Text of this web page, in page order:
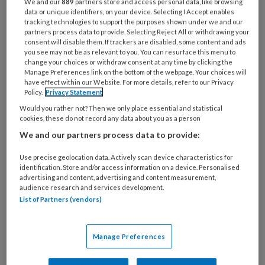
De algemeen verpleegkundige anamnese en
het onderzoek maken een ontwikkeling door.
In het recent uitgevoerde deelproject
TRAZAG: TRAnsmuraal Zorg Assessment
Geriatrie werd onderzoek gedaan naar dit
proces.
De resultaten van dit project worden hierna
beschreven Het te ontwikkelen
assessmentinstrument wordt verder in dit
TRAnsmuraal Zorg
Assessment Geriatrie
Het theoretisch kader voor de transmurale
samenwerking in de complexe zorg voor
data or unique identifiers, on your device. Selecting I Accept enables
tracking technologies to support the purposes shown under we and our
partners process data to provide. Selecting Reject All or withdrawing your
consent will disable them. If trackers are disabled, some content and ads
you see may not be as relevant to you. You can resurface this menu to
change your choices or withdraw consent at any time by clicking the
Manage Preferences link on the bottom of the webpage. Your choices will
have effect within our Website. For more details, refer to our Privacy
Policy. Privacy Statement
Would you rather not? Then we only place essential and statistical
cookies, these do not record any data about you as a person
We and our partners process data to provide:
Use precise geolocation data. Actively scan device characteristics for
identification. Store and/or access information on a device. Personalised
advertising and content, advertising and content measurement,
audience research and services development.
List of Partners (vendors)
Manage Preferences